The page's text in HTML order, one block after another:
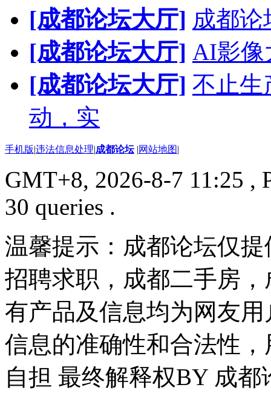
[成都论坛大厅] 成都论
[成都论坛大厅] AI影像
[成都论坛大厅] 不止生
动，实
手机版|违法信息处理|成都论坛 |网站地图|
GMT+8, 2026-8-7 11:25 ,
30 queries .
温馨提示：成都论坛仅
招聘求职，成都二手房
有产品及信息均为网友
信息的准确性和合法性
自担 最终解释权BY 成都